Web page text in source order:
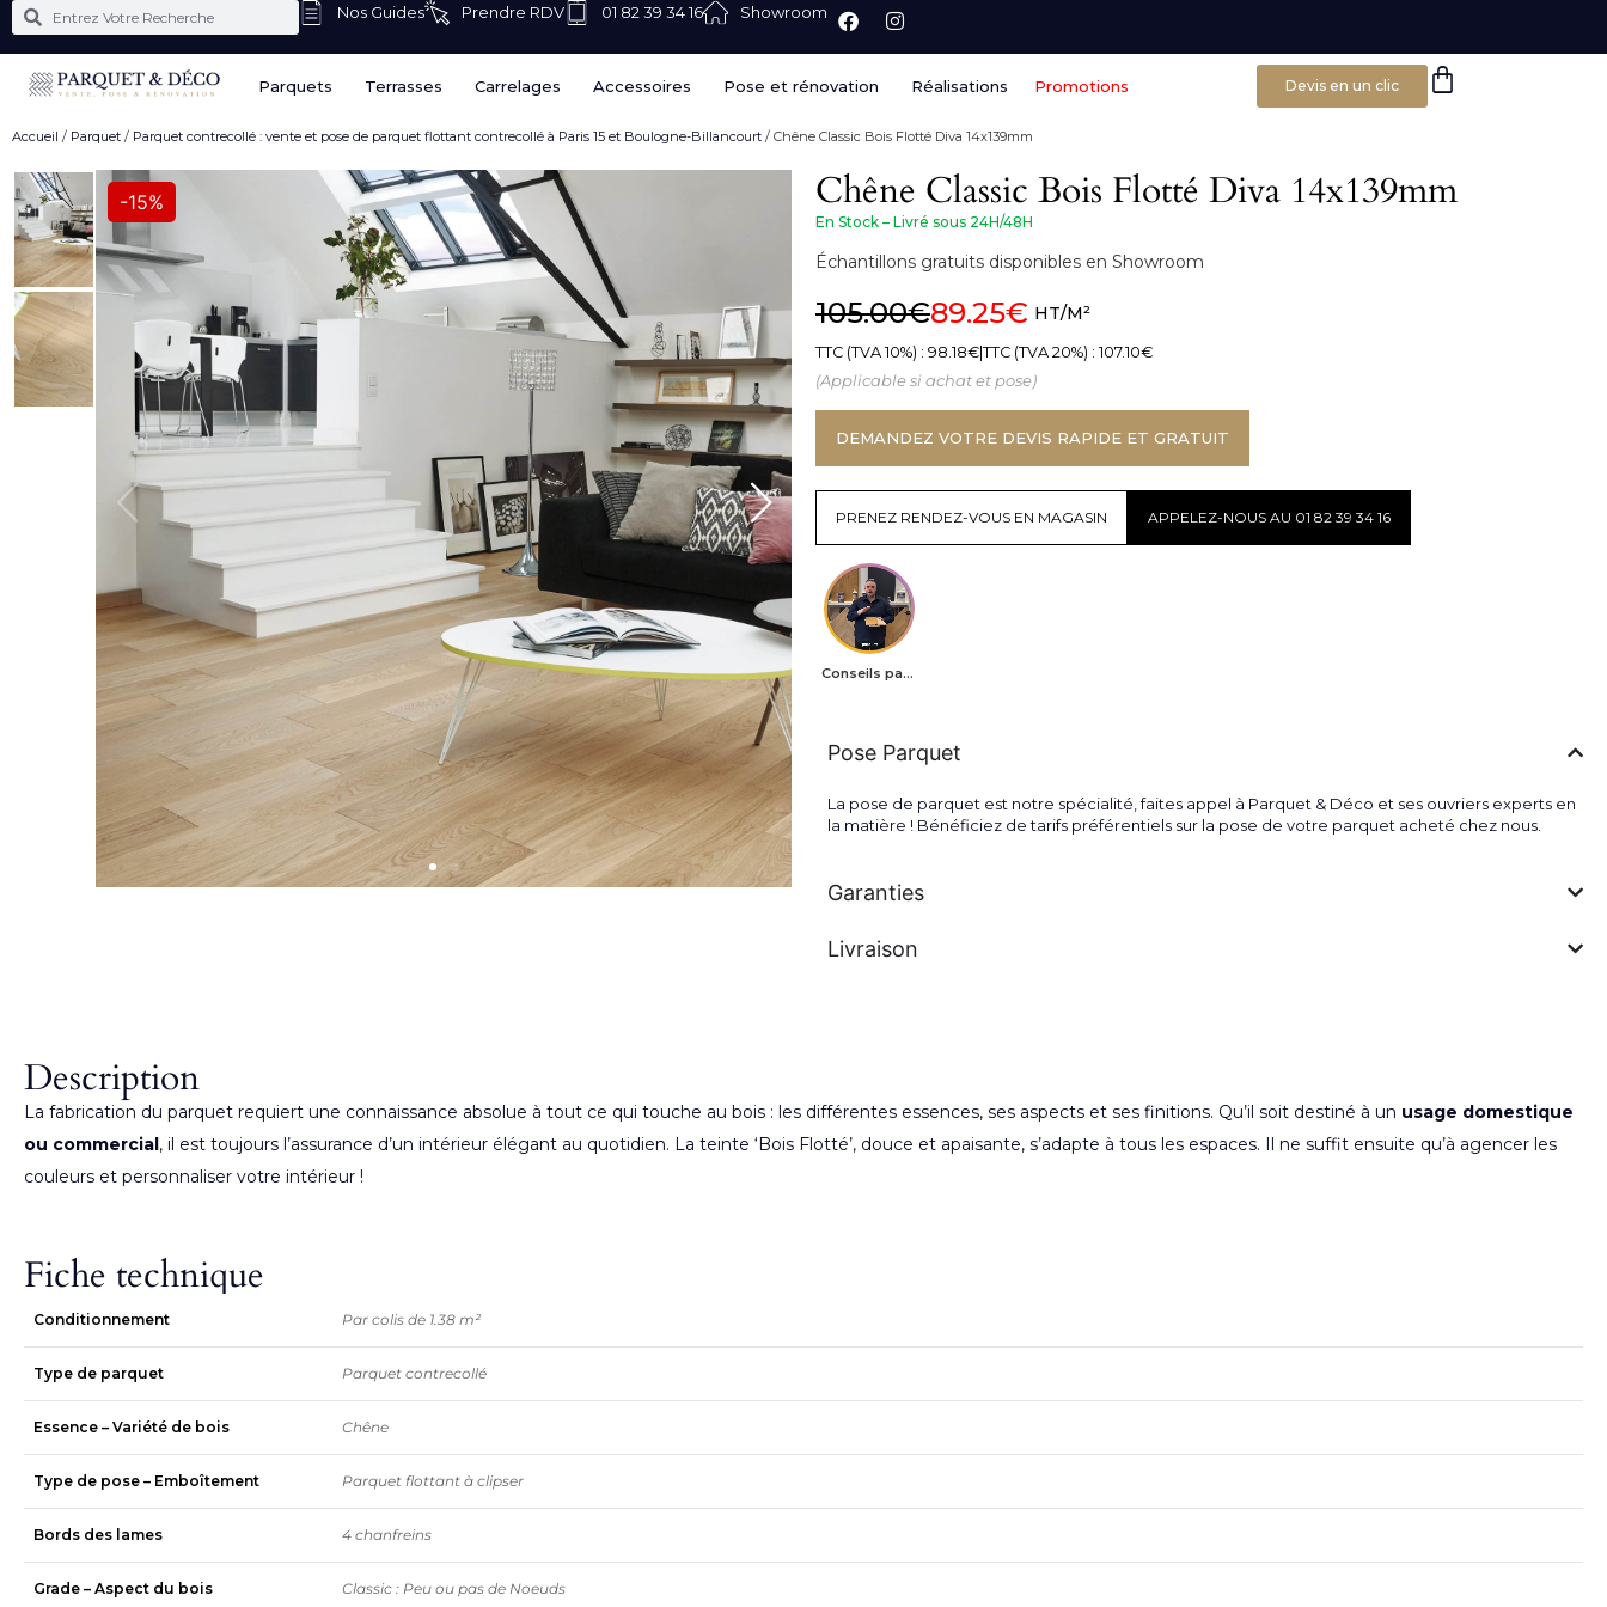
Nos Guides Prendre RDV 01 82 39 34 16 Showroom
Parquets Terrasses Carrelages Accessoires Pose et rénovation Réalisations Promotions Devis en un clic
Accueil / Parquet / Parquet contrecollé : vente et pose de parquet flottant contrecollé à Paris 15 et Boulogne-Billancourt / Chêne Classic Bois Flotté Diva 14x139mm
-15% Chêne Classic Bois Flotté Diva 14x139mm
En Stock – Livré sous 24H/48H
Échantillons gratuits disponibles en Showroom
105.00€89.25€ HT/M²
TTC (TVA 10%) : 98.18€ TTC (TVA 20%) : 107.10€
(Applicable si achat et pose)
DEMANDEZ VOTRE DEVIS RAPIDE ET GRATUIT
PRENEZ RENDEZ-VOUS EN MAGASIN APPELEZ-NOUS AU 01 82 39 34 16
Conseils parquets
Pose Parquet
La pose de parquet est notre spécialité, faites appel à Parquet & Déco et ses ouvriers experts en
la matière ! Bénéficiez de tarifs préférentiels sur la pose de votre parquet acheté chez nous.
Garanties
Livraison
Description
La fabrication du parquet requiert une connaissance absolue à tout ce qui touche au bois : les différentes essences, ses aspects et ses finitions. Qu’il soit destiné à un usage domestique
ou commercial, il est toujours l’assurance d’un intérieur élégant au quotidien. La teinte ‘Bois Flotté’, douce et apaisante, s’adapte à tous les espaces. Il ne suffit ensuite qu’à agencer les
couleurs et personnaliser votre intérieur !
Fiche technique
Conditionnement Par colis de 1.38 m²
Type de parquet Parquet contrecollé
Essence – Variété de bois Chêne
Type de pose – Emboîtement Parquet flottant à clipser
Bords des lames 4 chanfreins
Grade – Aspect du bois Classic : Peu ou pas de Noeuds